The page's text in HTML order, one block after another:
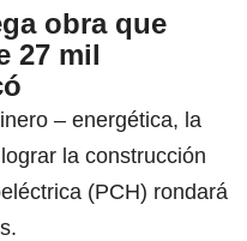
obra que
27 mil
– energética, la
la construcción
(PCH) rondará